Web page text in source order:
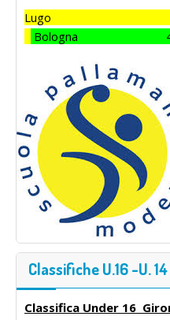
Bologna
Classifiche U.16 -U. 14
Classifica Under